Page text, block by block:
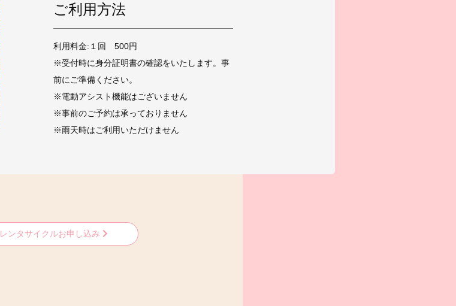
ご利用方法
利用料金:１回 500円
※受付時に身分証明書の確認をいたします。事
前にご準備ください。
※電動アシスト機能はございません
※事前のご予約は承っておりません
※雨天時はご利用いただけません
レンタサイクルお申し込み